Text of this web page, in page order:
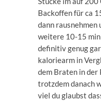
Backoffen für ca
dann rausnehmen
weitere 10-15
definitiv genug
kaloriearm in
dem Braten in der
trotzdem danach
viel du glaubst